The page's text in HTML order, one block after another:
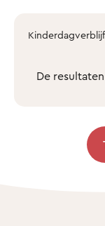
Kinderdagverblijf
De